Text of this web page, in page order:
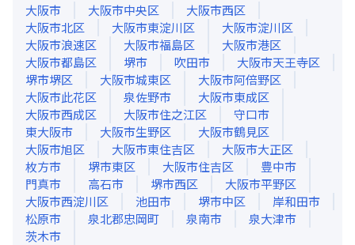
大阪市
大阪市中央区
大阪市西区
大阪市北区
大阪市東淀川区
大阪市淀川区
大阪市浪速区
大阪市福島区
大阪市港区
大阪市都島区
堺市 吹田市
大阪市天王寺区
堺市堺区
大阪市城東区
大阪市阿倍野区
大阪市此花区
泉佐野市
大阪市東成区
大阪市西成区
大阪市住之江区
守口市
東大阪市
大阪市生野区
大阪市鶴見区
大阪市旭区
大阪市東住吉区
大阪市大正区
枚方市
堺市東区 大阪市住吉区
豊中市
門真市
高石市 堺市西区
大阪市平野区
大阪市西淀川区
池田市 堺市中区
岸和田市
松原市
泉北郡忠岡町 泉南市
泉大津市
茨木市